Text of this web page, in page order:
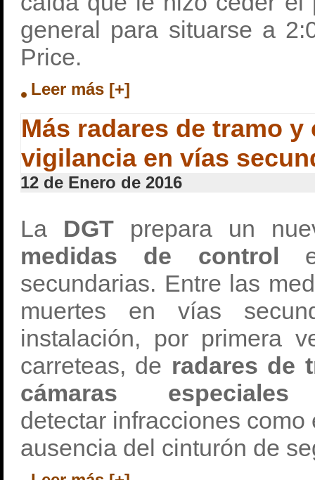
general para situarse a
Price.
Leer más [+]
Más radares de tramo y
vigilancia en vías
12 de Enero de 2016
La DGT prepara un
medidas de control
secundarias. Entre las
muertes en vías
instalación, por primera
carreteas, de radares de
cámaras
detectar infracciones
ausencia del cinturón de